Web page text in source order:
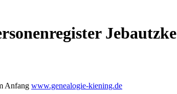
Jebautzke
Anfang www.genealogie-kiening.de